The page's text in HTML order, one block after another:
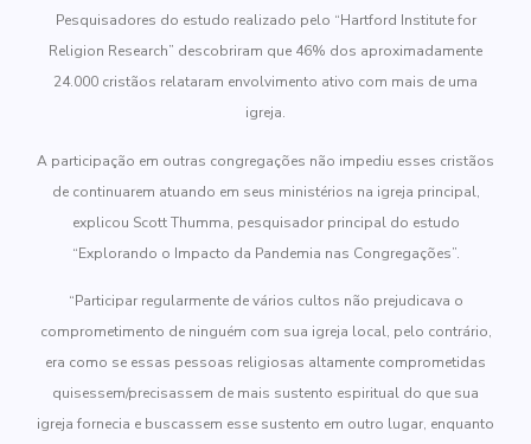
Pesquisadores do estudo realizado pelo “Hartford Institute for
Religion Research” descobriram que 46% dos aproximadamente
24.000 cristãos relataram envolvimento ativo com mais de uma
igreja.
A participação em outras congregações não impediu esses cristãos
de continuarem atuando em seus ministérios na igreja principal,
explicou Scott Thumma, pesquisador principal do estudo
“Explorando o Impacto da Pandemia nas Congregações”.
“Participar regularmente de vários cultos não prejudicava o
comprometimento de ninguém com sua igreja local, pelo contrário,
era como se essas pessoas religiosas altamente comprometidas
quisessem/precisassem de mais sustento espiritual do que sua
igreja fornecia e buscassem esse sustento em outro lugar, enquanto